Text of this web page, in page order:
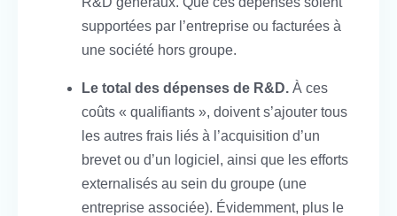
supportées par l’entreprise ou facturées à
une société hors groupe.
Le total des dépenses de R&D. À ces
coûts « qualifiants », doivent s’ajouter tous
les autres frais liés à l’acquisition d’un
brevet ou d’un logiciel, ainsi que les efforts
externalisés au sein du groupe (une
entreprise associée). Évidemment, plus le